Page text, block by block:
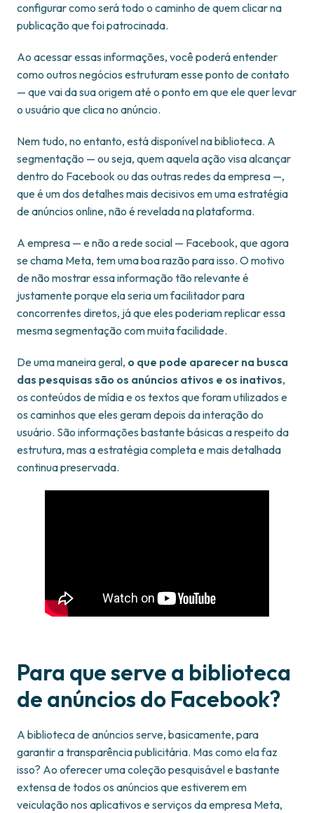
configurar como será todo o caminho de quem clicar na
publicação que foi patrocinada.
Ao acessar essas informações, você poderá entender
como outros negócios estruturam esse ponto de contato
— que vai da sua origem até o ponto em que ele quer levar
o usuário que clica no anúncio.
Nem tudo, no entanto, está disponível na biblioteca. A
segmentação — ou seja, quem aquela ação visa alcançar
dentro do Facebook ou das outras redes da empresa —,
que é um dos detalhes mais decisivos em uma estratégia
de anúncios online, não é revelada na plataforma.
A empresa — e não a rede social — Facebook, que agora
se chama Meta, tem uma boa razão para isso. O motivo
de não mostrar essa informação tão relevante é
justamente porque ela seria um facilitador para
concorrentes diretos, já que eles poderiam replicar essa
mesma segmentação com muita facilidade.
De uma maneira geral, o que pode aparecer na busca
das pesquisas são os anúncios ativos e os inativos,
os conteúdos de mídia e os textos que foram utilizados e
os caminhos que eles geram depois da interação do
usuário. São informações bastante básicas a respeito da
estrutura, mas a estratégia completa e mais detalhada
continua preservada.
Para que serve a biblioteca
de anúncios do Facebook?
A biblioteca de anúncios serve, basicamente, para
garantir a transparência publicitária. Mas como ela faz
isso? Ao oferecer uma coleção pesquisável e bastante
extensa de todos os anúncios que estiverem em
veiculação nos aplicativos e serviços da empresa Meta,